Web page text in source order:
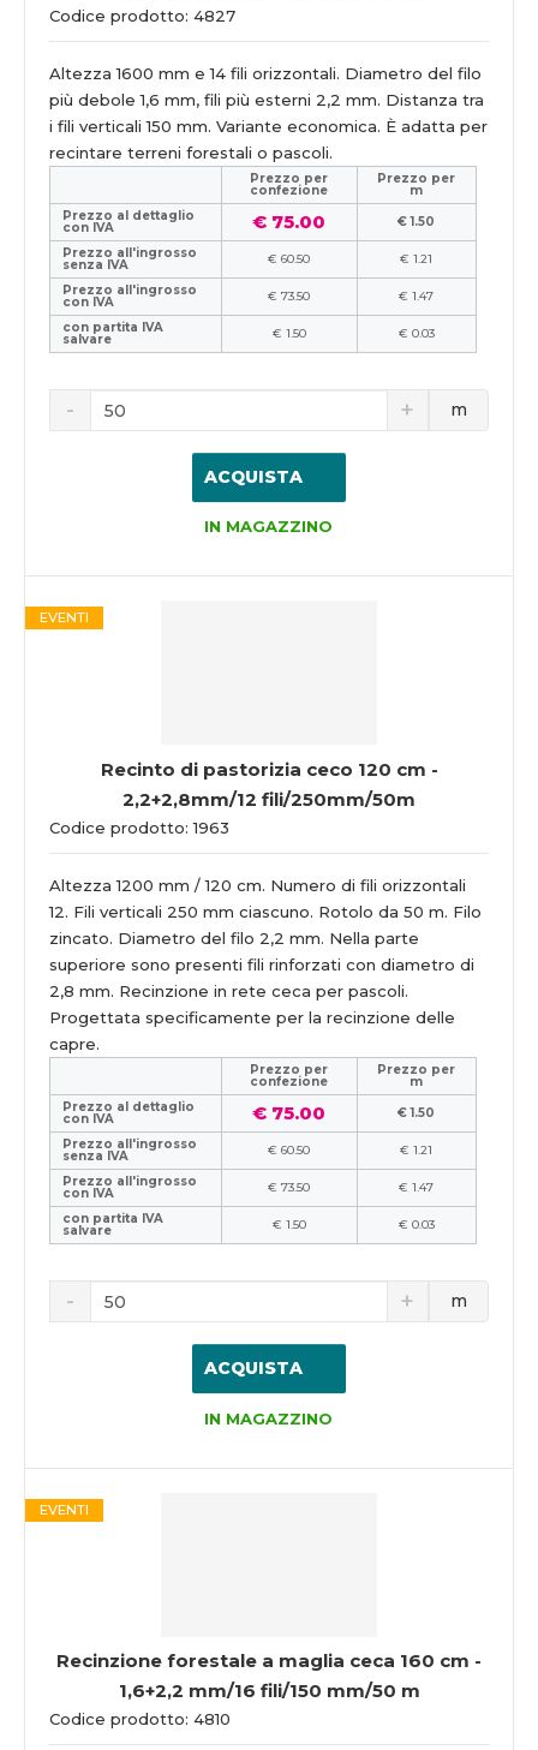
Codice prodotto: 4827
Altezza 1600 mm e 14 fili orizzontali. Diametro del filo
più debole 1,6 mm, fili più esterni 2,2 mm. Distanza tra
i fili verticali 150 mm. Variante economica. È adatta per
recintare terreni forestali o pascoli.
Prezzo per
confezione
Prezzo per
m
Prezzo al dettaglio
con IVA € 75.00
€ 1.50
Prezzo all'ingrosso
senza IVA € 60.50
€ 1.21
Prezzo all'ingrosso
con IVA € 73.50
€ 1.47
con partita IVA
salvare € 1.50 € 0.03
m
ACQUISTA
IN MAGAZZINO
Recinto di pastorizia ceco 120 cm -
2,2+2,8mm/12 fili/250mm/50m
Codice prodotto: 1963
EVENTI
Altezza 1200 mm / 120 cm. Numero di fili orizzontali
12. Fili verticali 250 mm ciascuno. Rotolo da 50 m. Filo
zincato. Diametro del filo 2,2 mm. Nella parte
superiore sono presenti fili rinforzati con diametro di
2,8 mm. Recinzione in rete ceca per pascoli.
Progettata specificamente per la recinzione delle
capre.
Prezzo per
confezione
Prezzo per
m
Prezzo al dettaglio
con IVA € 75.00
€ 1.50
Prezzo all'ingrosso
senza IVA € 60.50
€ 1.21
Prezzo all'ingrosso
con IVA € 73.50
€ 1.47
con partita IVA
salvare € 1.50 € 0.03
m
ACQUISTA
IN MAGAZZINO
Recinzione forestale a maglia ceca 160 cm -
1,6+2,2 mm/16 fili/150 mm/50 m
Codice prodotto: 4810
EVENTI